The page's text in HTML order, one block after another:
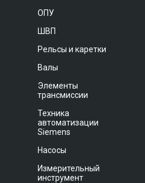
ОПУ
ШВП
Рельсы и каретки
Валы
Элементы
трансмиссии
Техника
автоматизации
Siemens
Насосы
Измерительный
инструмент